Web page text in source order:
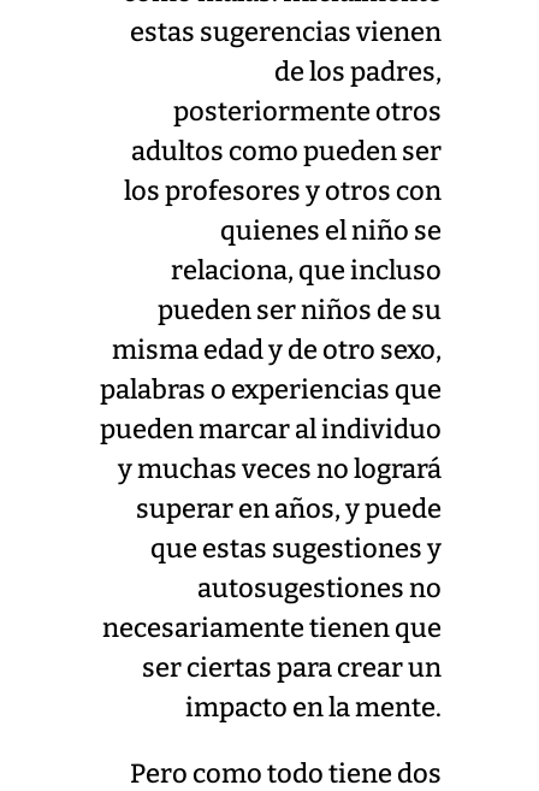
estas sugerencias vienen
de los padres,
posteriormente otros
adultos como pueden ser
los profesores y otros con
quienes el niño se
relaciona, que incluso
pueden ser niños de su
misma edad y de otro sexo,
palabras o experiencias que
pueden marcar al individuo
y muchas veces no logrará
superar en años, y puede
que estas sugestiones y
autosugestiones no
necesariamente tienen que
ser ciertas para crear un
impacto en la mente.
Pero como todo tiene dos